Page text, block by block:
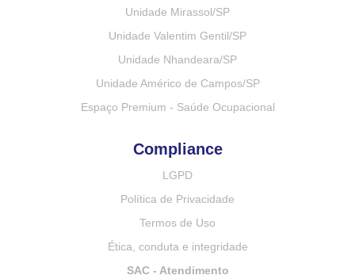
Unidade Mirassol/SP
Unidade Valentim Gentil/SP
Unidade Nhandeara/SP
Unidade Américo de Campos/SP
Espaço Premium - Saúde Ocupacional
Compliance
LGPD
Política de Privacidade
Termos de Uso
Ética, conduta e integridade
SAC - Atendimento